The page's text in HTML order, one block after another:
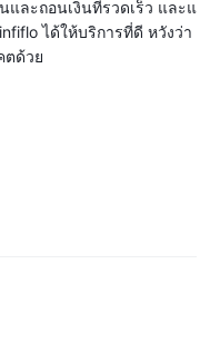
ละถอนเงินที่รวดเร็ว และแ
ตด้วย